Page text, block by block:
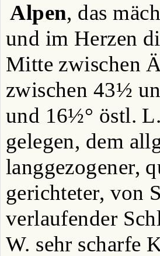
Alpen, das
und im Herzen
Mitte zwischen
zwischen 43½
und 16½° östl.
gelegen, dem
langgezogener,
gerichteter, von
verlaufender
W. sehr scharfe